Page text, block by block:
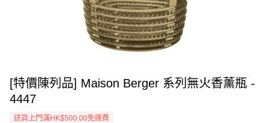
[特價陳列品] Maison Berger 系列無火香薰瓶 -
4447
送貨上門滿HK$500.00免運費